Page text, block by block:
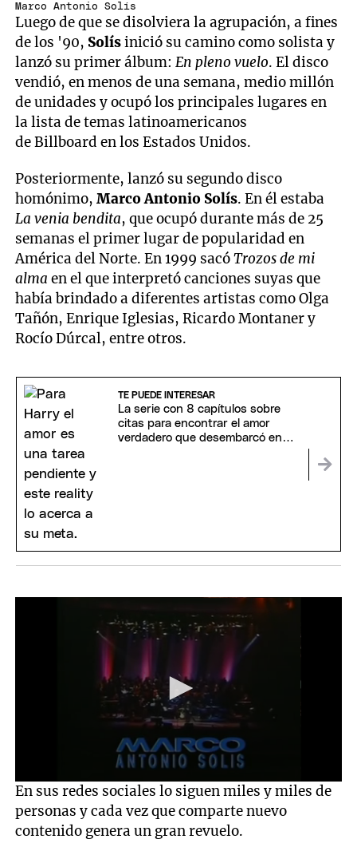
Marco Antonio Solís
Luego de que se disolviera la agrupación, a fines
de los '90, Solísinició su camino como solista y
lanzó su primer álbum: En pleno vuelo. El disco
vendió, en menos de una semana, medio millón
de unidades y ocupó los principales lugares en
la lista de temas latinoamericanos
de Billboard en los Estados Unidos.
Posteriormente, lanzó su segundo disco
homónimo,Marco Antonio Solís. En él estaba
La venia bendita, que ocupó durante más de 25
semanas el primer lugar de popularidad en
América del Norte. En 1999 sacóTrozos de mi
alma en el que interpretó canciones suyas que
había brindado a diferentes artistas como Olga
Tañón, Enrique Iglesias, Ricardo Montaner y
Rocío Dúrcal, entre otros.
TE PUEDE INTERESAR
La serie con 8 capítulos sobre
citas para encontrar el amor
verdadero que desembarcó en
0
seconds
of
6
minutes,
En sus redes sociales lo siguen miles y miles de
personas y cada vez que comparte nuevo
contenido genera un gran revuelo.